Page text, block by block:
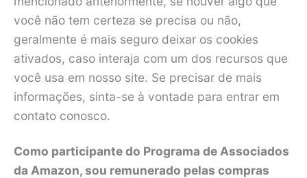
você não tem certeza se precisa ou não,
geralmente é mais seguro deixar os cookies
ativados, caso interaja com um dos recursos que
você usa em nosso site. Se precisar de mais
informações, sinta-se à vontade para entrar em
contato conosco.
Como participante do Programa de Associados
da Amazon, sou remunerado pelas compras